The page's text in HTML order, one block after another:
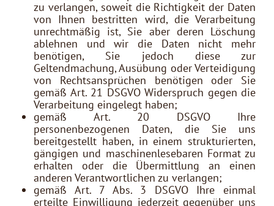
zu verlangen, soweit die Richtigkeit der Daten
von Ihnen bestritten wird, die Verarbeitung
unrechtmäßig ist, Sie aber deren Löschung
ablehnen und wir die Daten nicht mehr
benötigen, Sie jedoch diese zur
Geltendmachung, Ausübung oder Verteidigung
von Rechtsansprüchen benötigen oder Sie
gemäß Art. 21 DSGVO Widerspruch gegen die
Verarbeitung eingelegt haben;
gemäß Art. 20 DSGVO Ihre
personenbezogenen Daten, die Sie uns
bereitgestellt haben, in einem strukturierten,
gängigen und maschinenlesebaren Format zu
erhalten oder die Übermittlung an einen
anderen Verantwortlichen zu verlangen;
gemäß Art. 7 Abs. 3 DSGVO Ihre einmal
erteilte Einwilligung jederzeit gegenüber uns